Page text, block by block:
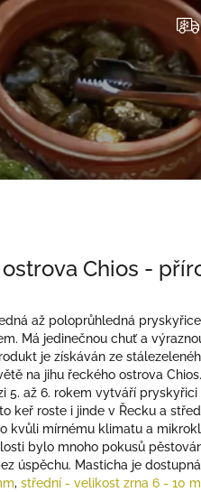
Chios -
až poloprůhledná
Má jedinečnou chuť a
je získáván ze
na jihu řeckého ostrova
5. až 6. rokem vytváří
keř roste i jinde v Řecku a
kvůli mírnému klimatu a
bylo mnoho pokusů
úspěchu. Masticha je
, střední - velikost zrna 6 - 10